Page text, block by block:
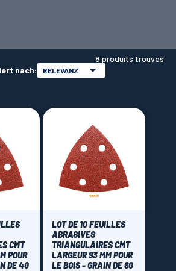
OUTILS DE TOUPIE
8 produits trouvés
nach:
RELEVANZ
CMT
POUR
DE 40
LOT DE 10 FEUILLES
ABRASIVES
TRIANGULAIRES CMT
LARGEUR 93 MM POUR
LE BOIS - GRAIN DE 60